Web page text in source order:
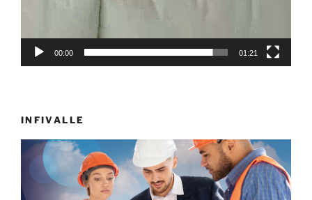
00:00 01:21
INFIVALLE